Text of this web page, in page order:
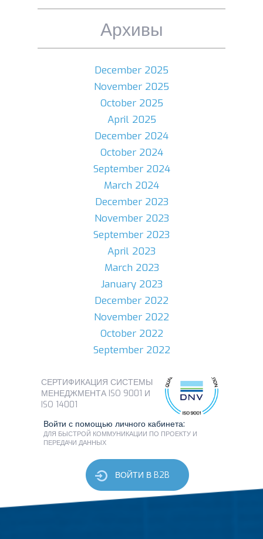
Архивы
December 2025
November 2025
October 2025
April 2025
December 2024
October 2024
September 2024
March 2024
December 2023
November 2023
September 2023
April 2023
March 2023
January 2023
December 2022
November 2022
October 2022
September 2022
СЕРТИФИКАЦИЯ СИСТЕМЫ
МЕНЕДЖМЕНТА ISO 9001 И
ISO 14001
Войти с помощью личного кабинета:
ДЛЯ БЫСТРОЙ КОММУНИКАЦИИ ПО ПРОЕКТУ И
ПЕРЕДАЧИ ДАННЫХ
ВОЙТИ В B2B